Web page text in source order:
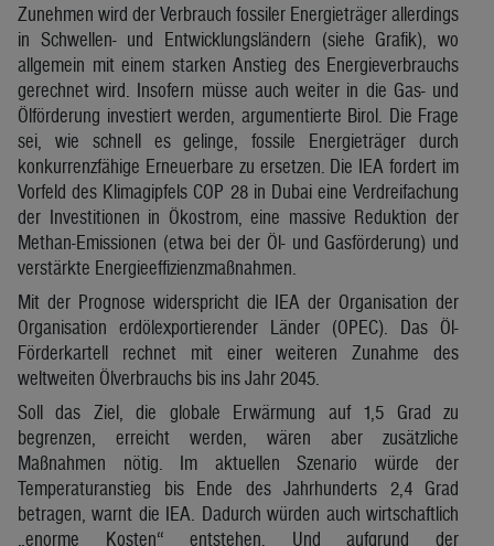
Zunehmen wird der Verbrauch fossiler Energieträger allerdings
in Schwellen- und Entwicklungsländern (siehe Grafik), wo
allgemein mit einem starken Anstieg des Energieverbrauchs
gerechnet wird. Insofern müsse auch weiter in die Gas- und
Ölförderung investiert werden, argumentierte Birol. Die Frage
sei, wie schnell es gelinge, fossile Energieträger durch
konkurrenzfähige Erneuerbare zu ersetzen. Die IEA fordert im
Vorfeld des Klimagipfels COP 28 in Dubai eine Verdreifachung
der Investitionen in Ökostrom, eine massive Reduktion der
Methan-Emissionen (etwa bei der Öl- und Gasförderung) und
verstärkte Energieeffizienzmaßnahmen.
Mit der Prognose widerspricht die IEA der Organisation der
Organisation erdölexportierender Länder (OPEC). Das Öl-
Förderkartell rechnet mit einer weiteren Zunahme des
weltweiten Ölverbrauchs bis ins Jahr 2045.
Soll das Ziel, die globale Erwärmung auf 1,5 Grad zu
begrenzen, erreicht werden, wären aber zusätzliche
Maßnahmen nötig. Im aktuellen Szenario würde der
Temperaturanstieg bis Ende des Jahrhunderts 2,4 Grad
betragen, warnt die IEA. Dadurch würden auch wirtschaftlich
„enorme Kosten“ entstehen. Und aufgrund der